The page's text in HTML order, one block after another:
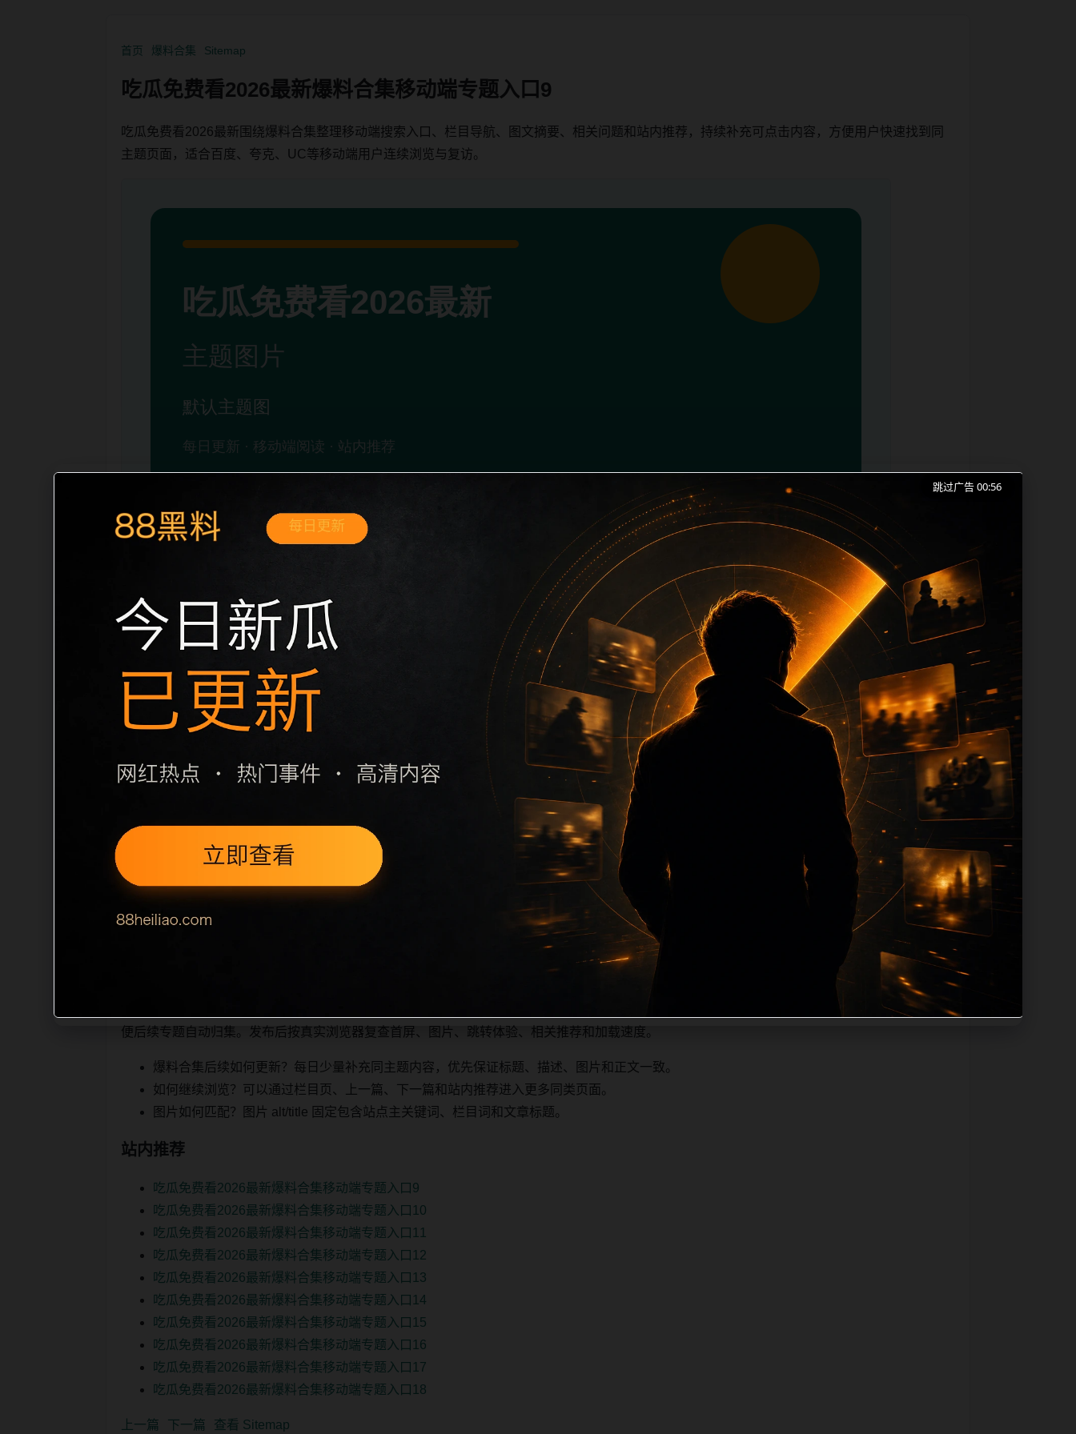
首页 爆料合集 Sitemap
吃瓜免费看2026最新爆料合集移动端专题入口9
吃瓜免费看2026最新围绕爆料合集整理移动端搜索入口、栏目导航、图文摘要、相关问题和站内推荐，持续补充可点击内容，方便用户快速找到同
主题页面，适合百度、夸克、UC等移动端用户连续浏览与复访。
吃瓜免费看2026最新爆料合集移动端专题入口9面向移动端用户的连续浏览场景整理，核心围绕吃瓜免费看2026最新、爆料合集和同类长尾需求展
开。页面先给出清晰主题，再把相关入口、同类推荐和上下文说明放在同一层级，减少用户来回搜索的成本。内容更新时优先保留真实可点击入口、
稳定标题、明确描述和本地主题图，避免只堆关键词而没有可读信息。第9篇内容用于补齐栏目深度，同时帮助 sitemap、栏目页、首页推荐形成更
自然的内链关系。图片说明统一绑定站点主关键词、栏目词和文章标题，让搜索引擎能够从标题、正文、图片 alt、title
栏目内容归集
之间识别一致主题。后续每日采集时，建议继续执行远程图片本地化、坏图默认图兜底、标题去重和 description 长度过滤。如果同一主题下有多个
相近页面，应通过不同角度补充事件背景、访问场景、相关问题或专题入口，降低站群页面之间的重复感。页面底部保留同类推荐、上一篇下一篇和
sitemap 入口，保证重要页面点击深度尽量控制在三次以内。正文维护时可按用户搜索路径补充三类信息：入口是否稳定、同栏目还有哪些可继续阅
读、移动端打开时图片和摘要是否一致。每次新增内容后同步检查标题、description、canonical、主题图、alt、title和推荐链接，确保页面既能被搜
索引擎理解，也能让真实
用户顺着栏目继续浏览。同站连续更新时避免重复标题和重复首段，优先补充不同关键词、不同栏目词和不同问题角度。栏目页则保留清晰入口，方
便后续专题自动归集。发布后按真实浏览器复查首屏、图片、跳转体验、相关推荐和加载速度。
爆料合集后续如何更新？每日少量补充同主题内容，优先保证标题、描述、图片和正文一致。
如何继续浏览？可以通过栏目页、上一篇、下一篇和站内推荐进入更多同类页面。
图片如何匹配？图片 alt/title 固定包含站点主关键词、栏目词和文章标题。
站内推荐
吃瓜免费看2026最新爆料合集移动端专题入口9
吃瓜免费看2026最新爆料合集移动端专题入口10
吃瓜免费看2026最新爆料合集移动端专题入口11
吃瓜免费看2026最新爆料合集移动端专题入口12
吃瓜免费看2026最新爆料合集移动端专题入口13
吃瓜免费看2026最新爆料合集移动端专题入口14
吃瓜免费看2026最新爆料合集移动端专题入口15
吃瓜免费看2026最新爆料合集移动端专题入口16
吃瓜免费看2026最新爆料合集移动端专题入口17
吃瓜免费看2026最新爆料合集移动端专题入口18
上一篇 下一篇 查看 Sitemap
跳过广告 00:55